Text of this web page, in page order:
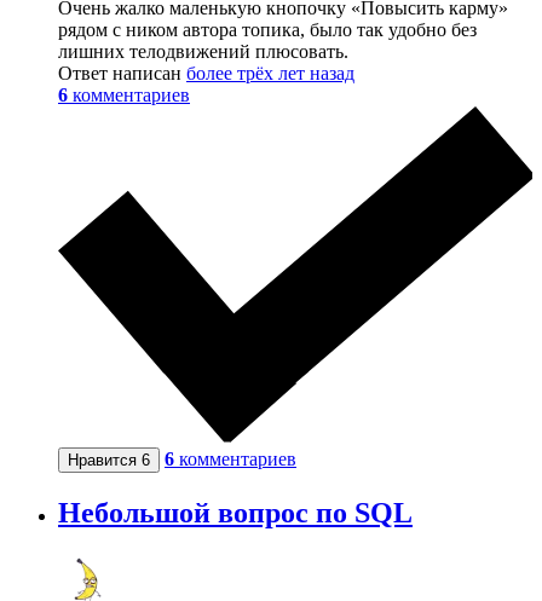
Очень жалко маленькую кнопочку «Повысить карму»
рядом с ником автора топика, было так удобно без
лишних телодвижений плюсовать.
Ответ написан более трёх лет назад
6 комментариев
Нравится 6 6 комментариев
Небольшой вопрос по SQL